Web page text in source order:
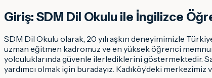
Giriş: SDM Dil Okulu ile İngilizce
SDM Dil Okulu olarak, 20 yılı aşkın deneyimimizle
uzman eğitmen kadromuz ve en yüksek öğrenci
yolculuklarında güvenle ilerlediklerini göstermektedir.
yardımcı olmak için buradayız. Kadıköy’deki